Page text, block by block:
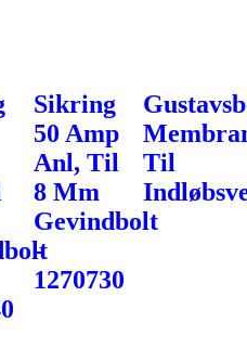
Sikring
50 Amp
Anl, Til
8 Mm
Gevindbolt
-
1270730
Til